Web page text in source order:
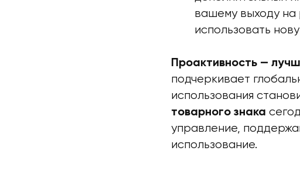
вашему выходу на
использовать
Проактивность —
подчеркивает
использования
товарного знака
управление,
использование.